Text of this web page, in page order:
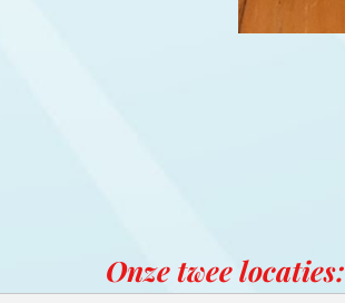
Onze twee locaties: